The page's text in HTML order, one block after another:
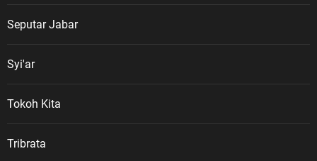
Seputar Jabar
Syi'ar
Tokoh Kita
Tribrata